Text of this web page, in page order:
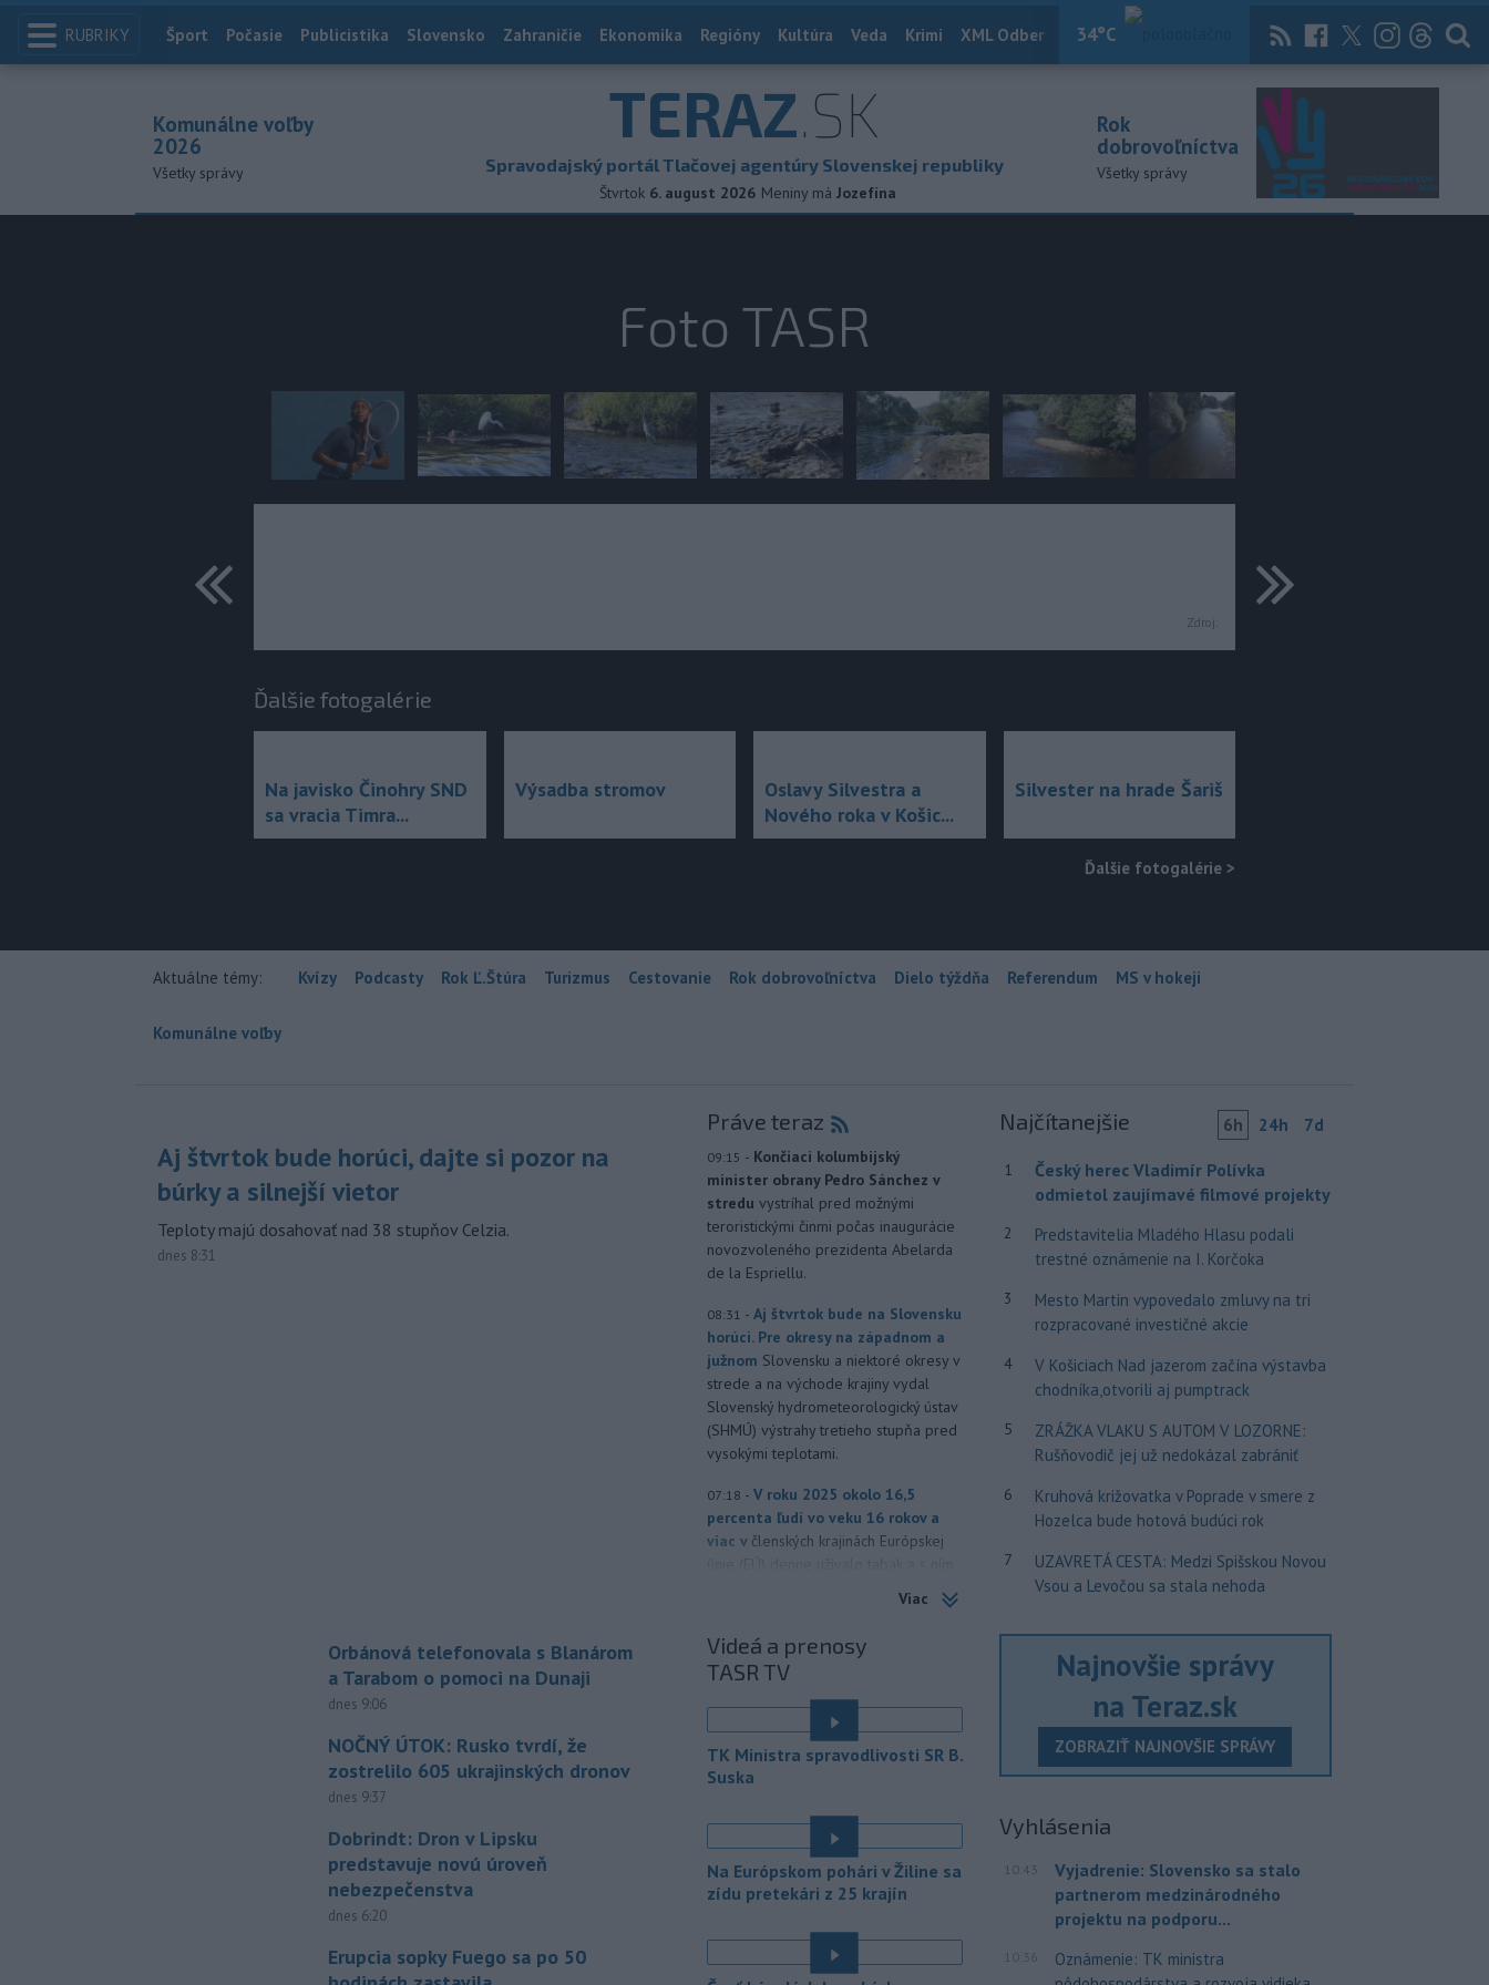
RUBRIKY 34°C
Index
Šport Počasie Publicistika Slovensko Zahraničie Ekonomika Regióny Kultúra Veda Krimi XML Odber Knihy Magazín News Now Archív
TERAZ.SK
Spravodajský portál Tlačovej agentúry Slovenskej republiky
Štvrtok 6. august 2026 Meniny má Jozefína
Komunálne voľby
2026
Všetky správy
Rok
dobrovoľníctva
Všetky správy
Foto TASR
Zdroj:
predchádzajúce ďalšie
Ďalšie fotogalérie
Na javisko Činohry SND
sa vracia Timra...
Výsadba stromov
Oslavy Silvestra a
Nového roka v Košic...
Silvester na hrade Šariš
Ďalšie fotogalérie >
Aktuálne témy: Kvízy Podcasty Rok Ľ.Štúra Turizmus Cestovanie Rok dobrovoľníctva Dielo týždňa Referendum MS v hokeji
Komunálne voľby
Aj štvrtok bude horúci, dajte si pozor na
búrky a silnejší vietor
Teploty majú dosahovať nad 38 stupňov Celzia.
dnes 8:31
Orbánová telefonovala s Blanárom
a Tarabom o pomoci na Dunaji
dnes 9:06
NOČNÝ ÚTOK: Rusko tvrdí, že
zostrelilo 605 ukrajinských dronov
dnes 9:37
Dobrindt: Dron v Lipsku
predstavuje novú úroveň
nebezpečenstva
dnes 6:20
Erupcia sopky Fuego sa po 50
Práve teraz
09:15 - Končiaci kolumbijský
minister obrany Pedro Sánchez v
stredu vystríhal pred možnými
teroristickými činmi počas inaugurácie
novozvoleného prezidenta Abelarda
de la Espriellu.
08:31 - Aj štvrtok bude na Slovensku
horúci. Pre okresy na západnom a
južnom Slovensku a niektoré okresy v
strede a na východe krajiny vydal
Slovenský hydrometeorologický ústav
(SHMÚ) výstrahy tretieho stupňa pred
vysokými teplotami.
07:18 - V roku 2025 okolo 16,5
percenta ľudí vo veku 16 rokov a
viac v členských krajinách Európskej
futbalovej federácie (FIFA) sa
ospravedlnilo v
kontroverzným plánom predať
podiely na budúcich ziskoch z
majstrovstiev sveta súkromným
investorom. Na stretnutí v Rabate
prezidenta Gianniho Infantina.
- Americký štát Nové Mexiko v
stredu zažaloval ministerstvo
spravodlivosti USA a povereného
federálne úrady mu bránia vo
vyšetrovaní sexuálnych trestných činov
Viac
Videá a prenosy
TASR TV
TK Ministra spravodlivosti SR B.
Suska
Na Európskom pohári v Žiline sa
zídu pretekári z 25 krajín
Najčítanejšie 6h 24h 7d
1
Český herec Vladimír Polívka
odmietol zaujímavé filmové projekty
2
Predstavitelia Mladého Hlasu podali
trestné oznámenie na I. Korčoka
3
Mesto Martin vypovedalo zmluvy na tri
rozpracované investičné akcie
4
V Košiciach Nad jazerom začína výstavba
chodníka,otvorili aj pumptrack
5
ZRÁŽKA VLAKU S AUTOM V LOZORNE:
Rušňovodič jej už nedokázal zabrániť
6
Kruhová križovatka v Poprade v smere z
Hozelca bude hotová budúci rok
7
UZAVRETÁ CESTA: Medzi Spišskou Novou
Vsou a Levočou sa stala nehoda
Najnovšie správy
na Teraz.sk
ZOBRAZIŤ NAJNOVŠIE SPRÁVY
Vyhlásenia
10:43
Vyjadrenie: Slovensko sa stalo
partnerom medzinárodného
projektu na podporu...
10:36
Oznámenie: TK ministra